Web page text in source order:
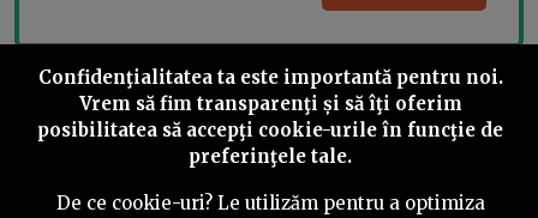
Share this
Confidenţialitatea ta este importantă pentru noi.
Vrem să fim transparenţi și să îţi oferim
posibilitatea să accepţi cookie-urile în funcţie de
preferinţele tale.
De ce cookie-uri? Le utilizăm pentru a optimiza